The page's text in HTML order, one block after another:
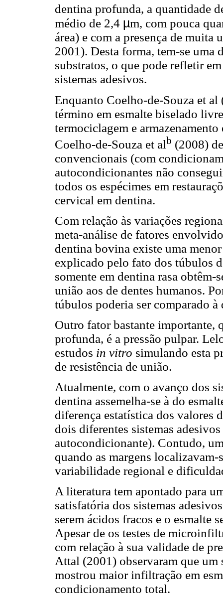
dentina profunda, a quantidade
médio de 2,4 µm, com pouca
área) e com a presença de
2001). Desta forma, tem-se
substratos, o que pode refletir
sistemas adesivos.
Enquanto Coelho-de-Souza et al
término em esmalte biselado
termociclagem e
Coelho-de-Souza et alb (2008)
convencionais (com
autocondicionantes não
todos os espécimes em
cervical em dentina.
Com relação às variações
meta-análise de fatores
dentina bovina existe uma
explicado pelo fato dos túbulos
somente em dentina rasa obtêm-
união aos de dentes humanos.
túbulos poderia ser comparado
Outro fator bastante importante,
profunda, é a pressão pulpar.
estudos in vitro simulando esta
de resistência de união.
Atualmente, com o avanço dos
dentina assemelha-se à do
diferença estatística dos valores
dois diferentes sistemas
autocondicionante). Contudo,
quando as margens
variabilidade regional e
A literatura tem apontado para
satisfatória dos sistemas
serem ácidos fracos e o esmalte
Apesar de os testes de
com relação à sua validade de
Attal (2001) observaram que
mostrou maior infiltração em
condicionamento total.